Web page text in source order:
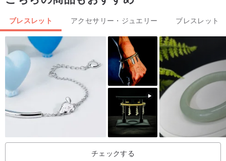
実際にお手元に届いた商品を基準としてください。
お手入れのヒント
1. 天然石はデリケートなため、ブレスレットの着用時は、傷、破
損、損傷を防ぐため、硬い物との接触を避けてください。
2. 日常的に着用する際は、香水などの化学物質を含む溶液との接触
を避けることをお勧めします。もし付着した場合は、速やかに洗い
3. 着用しない時は、ほこりや油汚れを防ぐため、ジュエリーボック
スなどでの保管をお勧めします。
ブレスレット アクセサリー・ジュエリー ブレスレット
チェックする